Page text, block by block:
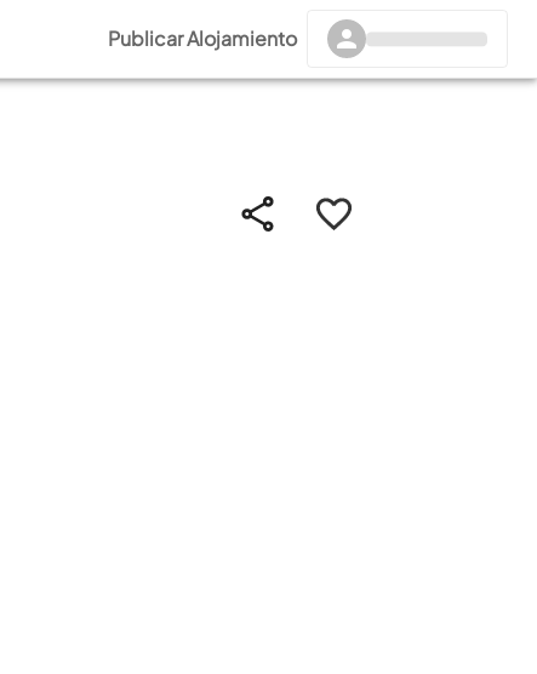
Publicar Alojamiento